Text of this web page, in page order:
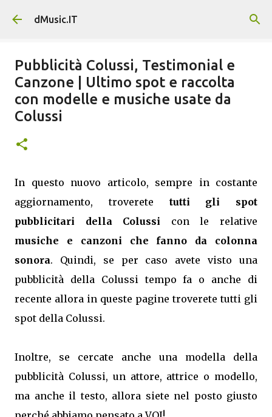
Passa ai contenuti principali
dMusic.IT
Pubblicità Colussi, Testimonial e
Canzone | Ultimo spot e raccolta
con modelle e musiche usate da
Colussi
In questo nuovo articolo, sempre in costante
aggiornamento, troverete tutti gli spot
pubblicitari della Colussi con le relative
musiche e canzoni che fanno da colonna
sonora. Quindi, se per caso avete visto una
pubblicità della Colussi tempo fa o anche di
recente allora in queste pagine troverete tutti gli
spot della Colussi.
Inoltre, se cercate anche una modella della
pubblicità Colussi, un attore, attrice o modello,
ma anche il testo, allora siete nel posto giusto